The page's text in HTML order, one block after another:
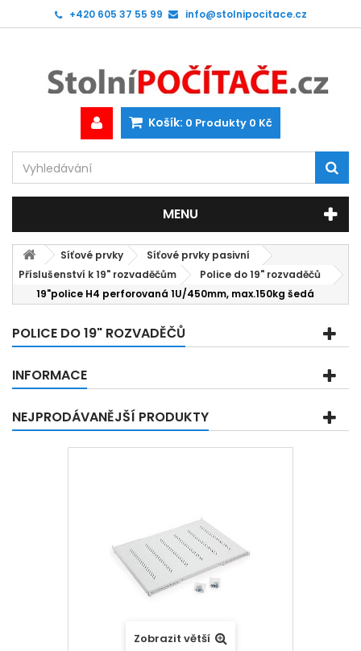
+420 605 37 55 99 info@stolnipocitace.cz
Košík: 0 Produkty 0 Kč
MENU
Síťové prvky
Síťové prvky pasivní
Příslušenství k 19" rozvaděčům
Police do 19" rozvaděčů
19"police H4 perforovaná 1U/450mm, max.150kg šedá
POLICE DO 19" ROZVADĚČŮ
INFORMACE
NEJPRODÁVANĚJŠÍ PRODUKTY
Zobrazit větší